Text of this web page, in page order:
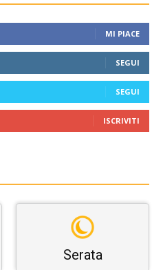
MI PIACE
SEGUI
SEGUI
ISCRIVITI
Serata